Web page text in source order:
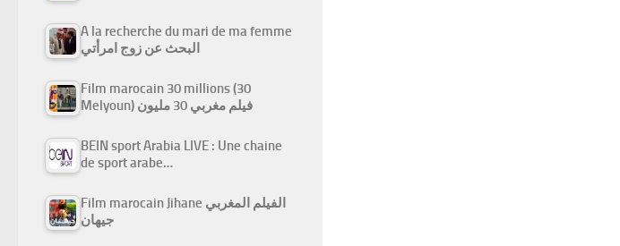
A la recherche du mari de ma femme
البحث عن زوج امرأتي
Film marocain 30 millions (30
Melyoun) فيلم مغربي 30 مليون
BEIN sport Arabia LIVE : Une chaine
de sport arabe…
Film marocain Jihane الفيلم المغربي
جيهان